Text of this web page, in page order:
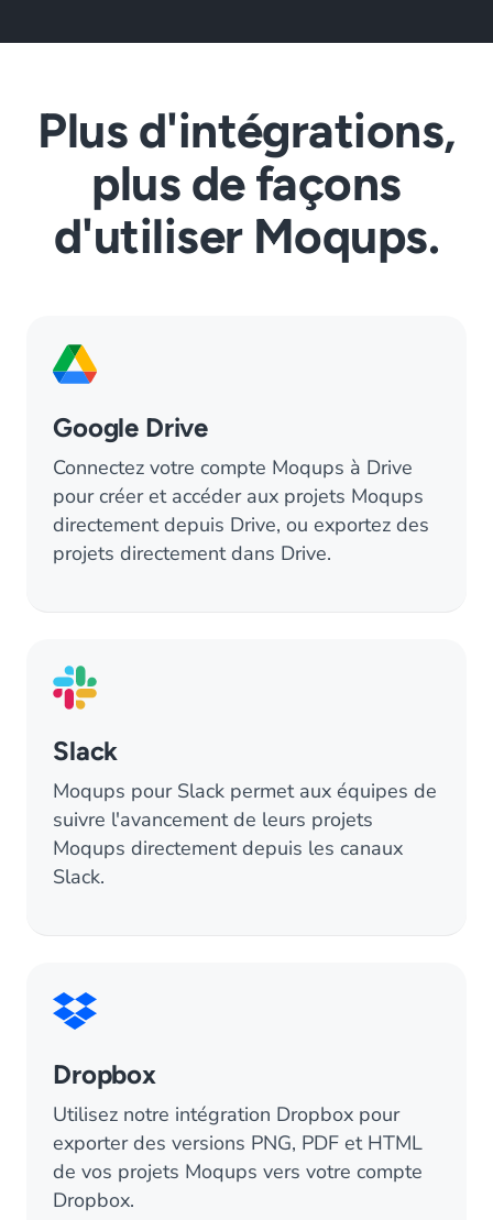
Plus d'intégrations,
plus de façons
d'utiliser Moqups.
Google Drive
Connectez votre compte Moqups à Drive
pour créer et accéder aux projets Moqups
directement depuis Drive, ou exportez des
projets directement dans Drive.
Slack
Moqups pour Slack permet aux équipes de
suivre l'avancement de leurs projets
Moqups directement depuis les canaux
Slack.
Dropbox
Utilisez notre intégration Dropbox pour
exporter des versions PNG, PDF et HTML
de vos projets Moqups vers votre compte
Dropbox.